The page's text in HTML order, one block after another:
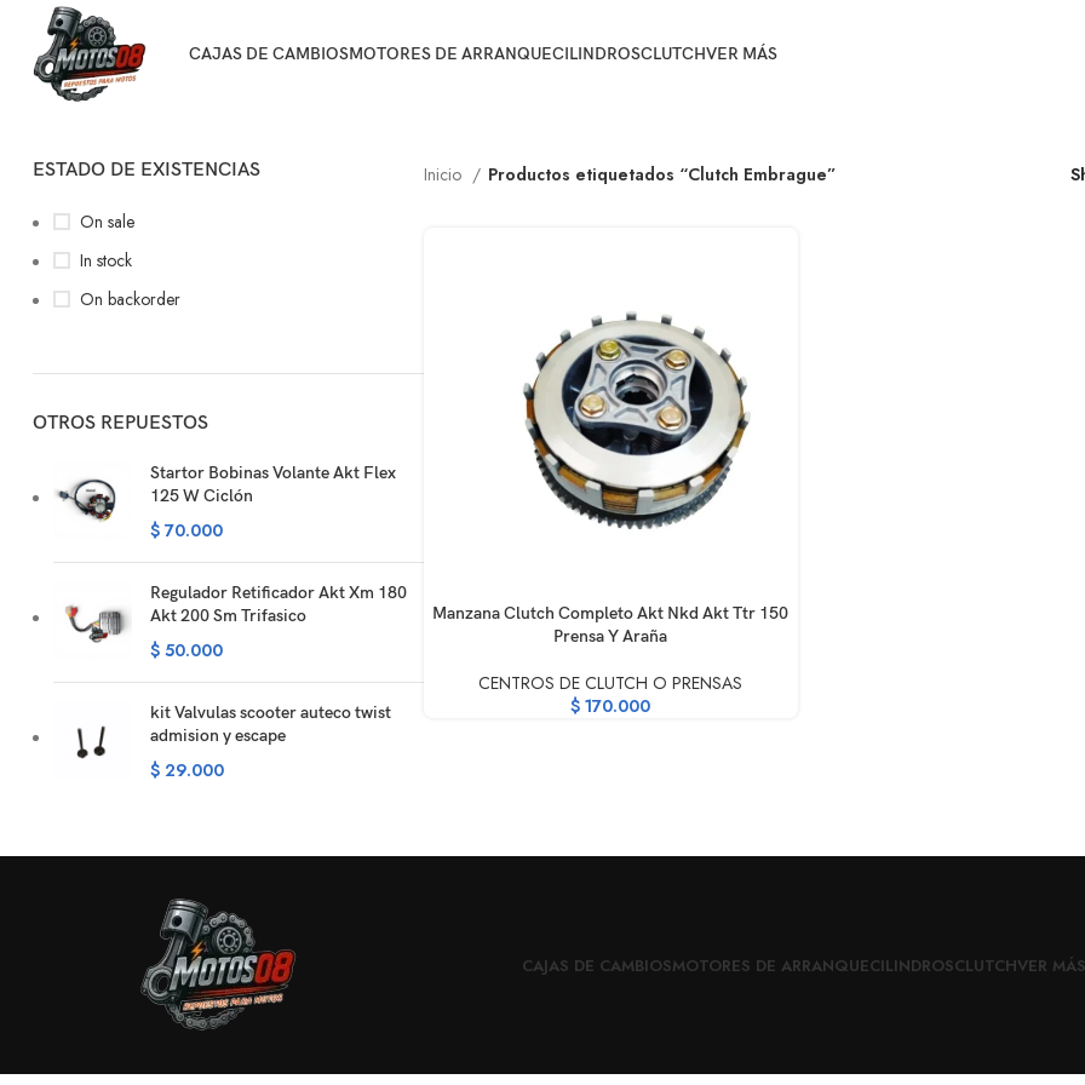
CAJAS DE CAMBIOSMOTORES DE ARRANQUECILINDROSCLUTCHVER MÁS
ESTADO DE EXISTENCIAS
On sale
In stock
On backorder
OTROS REPUESTOS
Startor Bobinas Volante Akt Flex
125 W Ciclón
$ 70.000
Regulador Retificador Akt Xm 180
Akt 200 Sm Trifasico
$ 50.000
kit Valvulas scooter auteco twist
admision y escape
$ 29.000
Inicio Productos etiquetados “Clutch Embrague”
AÑADIR AL CARRITO
Manzana Clutch Completo Akt Nkd Akt Ttr 150
Prensa Y Araña
CENTROS DE CLUTCH O PRENSAS
$ 170.000
CAJAS DE CAMBIOSMOTORES DE ARRANQUECILINDROSCLUTCHVER MÁS